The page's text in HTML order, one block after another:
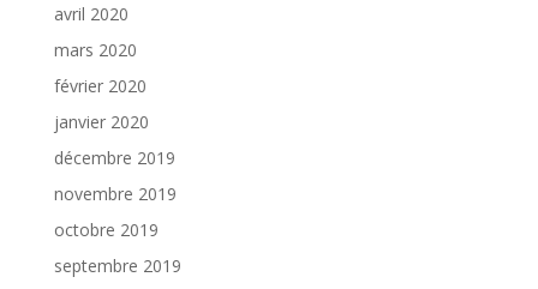
avril 2020
mars 2020
février 2020
janvier 2020
décembre 2019
novembre 2019
octobre 2019
septembre 2019